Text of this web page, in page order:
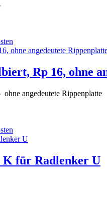
Rp 16, ohne
angedeutete Rippenplatte
K für Radlenker U